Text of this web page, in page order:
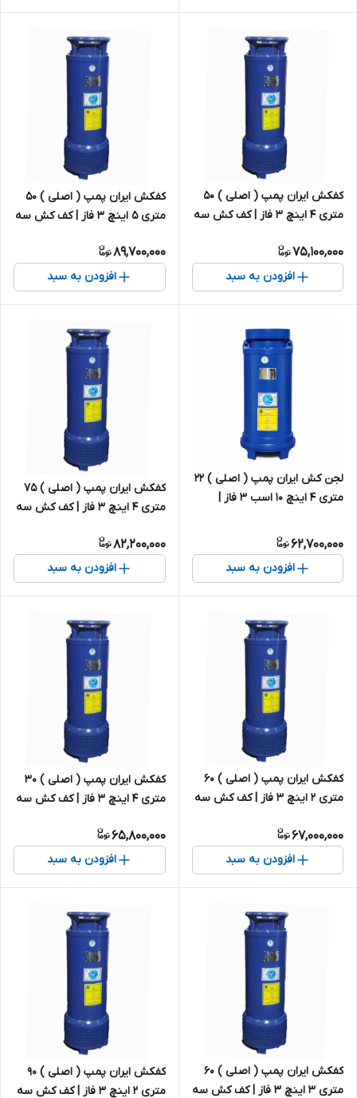
کفکش ایران پمپ ( اصلی ) ۵۰
متری ۴ اینچ ۳ فاز | کف کش سه
75,100,000
افزودن به سبد
کفکش ایران پمپ ( اصلی ) ۵۰
متری ۵ اینچ ۳ فاز | کف کش سه
89,700,000
افزودن به سبد
لجن کش ایران پمپ ( اصلی ) ۲۲
متری ۴ اینچ ۱۰ اسب ۳ فاز |
62,700,000
افزودن به سبد
کفکش ایران پمپ ( اصلی ) ۷۵
متری ۴ اینچ ۳ فاز | کف کش سه
82,200,000
افزودن به سبد
کفکش ایران پمپ ( اصلی ) ۶۰
متری ۲ اینچ ۳ فاز | کف کش سه
67,000,000
افزودن به سبد
کفکش ایران پمپ ( اصلی ) ۳۰
متری ۴ اینچ ۳ فاز | کف کش سه
65,800,000
افزودن به سبد
کفکش ایران پمپ ( اصلی ) ۶۰
متری ۳ اینچ ۳ فاز | کف کش سه
کفکش ایران پمپ ( اصلی ) ۹۰
متری ۲ اینچ ۳ فاز | کف کش سه